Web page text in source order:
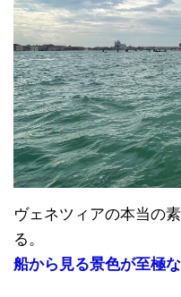
ヴェネツィアの本当の
る。
船から見る景色が至極な